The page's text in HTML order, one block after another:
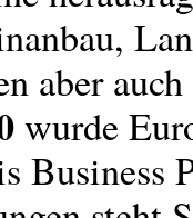
aber
wurde
Business